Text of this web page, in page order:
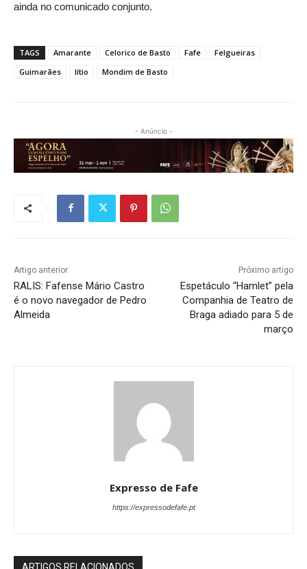
ainda no comunicado conjunto.
TAGS Amarante Celorico de Basto Fafe
Felgueiras
Guimarães
lítio Mondim de Basto
- Anúncio -
Artigo anterior
RALIS: Fafense Mário Castro
é o novo navegador de Pedro
Almeida
Próximo artigo
Espetáculo “Hamlet” pela
Companhia de Teatro de
Braga adiado para 5 de
março
Expresso de Fafe
https://expressodefafe.pt
ARTIGOS RELACIONADOS